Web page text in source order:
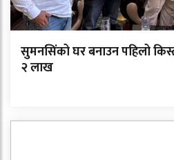
सुमनसिंको घर बनाउन पहिलो
२ लाख